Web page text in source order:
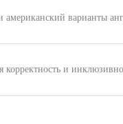
варианты
корректность и